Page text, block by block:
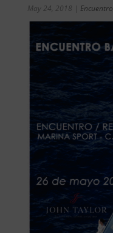
May 24, 2018 | Encuentro